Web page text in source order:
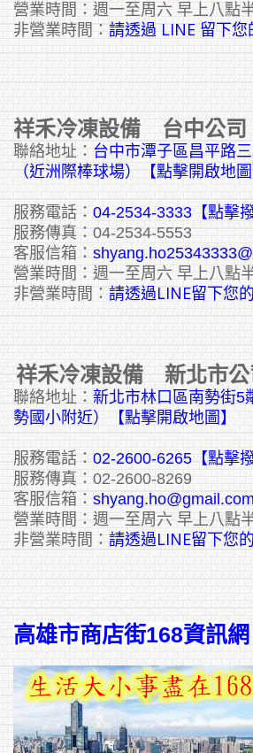
營業時間：週一至周六 早上八點
非營業時間： 請透過 LINE 留下
祥禾冷凍設備 台中公司
聯絡地址： 台中市潭子區昌平路
（近洲際棒球場）【點擊開啟地圖
服務電話： 04-2534-3333 【點擊
服務傳真：04-2534-5553
客服信箱：
營業時間：週一至周六 早上八點
非營業時間： 請透過LINE留下您
祥禾冷凍設備 新北市公
聯絡地址： 新北市林口區南勢街5
勢國小附近）【點擊開啟地圖】
服務電話： 02-2600-6265 【點擊
服務傳真：02-2600-8269
客服信箱： shyang.ho@gmail.com
營業時間：週一至周六 早上八點
非營業時間： 請透過LINE留下您
高雄市商店街168資訊網